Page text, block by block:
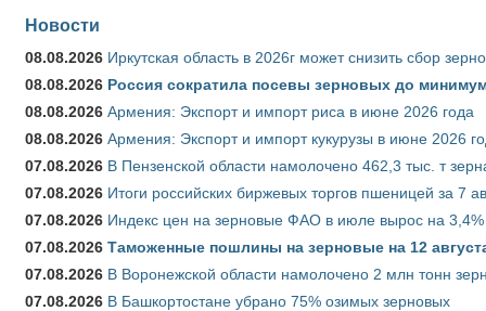
Новости
08.08.2026 Иркутская область в 2026г может снизить сбор
08.08.2026 Россия сократила посевы зерновых до
08.08.2026 Армения: Экспорт и импорт риса в июне 2026 года
08.08.2026 Армения: Экспорт и импорт кукурузы в июне 2026
07.08.2026 В Пензенской области намолочено 462,3 тыс. т
07.08.2026 Итоги российских биржевых торгов пшеницей за 7
07.08.2026 Индекс цен на зерновые ФАО в июле вырос на 3,4%
07.08.2026 Таможенные пошлины на зерновые на 12
07.08.2026 В Воронежской области намолочено 2 млн тонн
07.08.2026 В Башкортостане убрано 75% озимых зерновых